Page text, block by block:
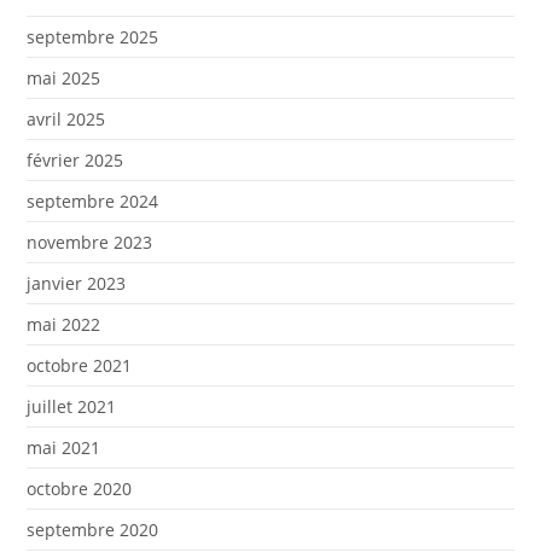
septembre 2025
mai 2025
avril 2025
février 2025
septembre 2024
novembre 2023
janvier 2023
mai 2022
octobre 2021
juillet 2021
mai 2021
octobre 2020
septembre 2020